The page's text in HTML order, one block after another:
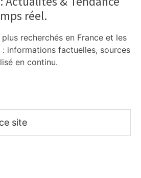
réel.
recherchés en France et les
informations factuelles, sources
en continu.